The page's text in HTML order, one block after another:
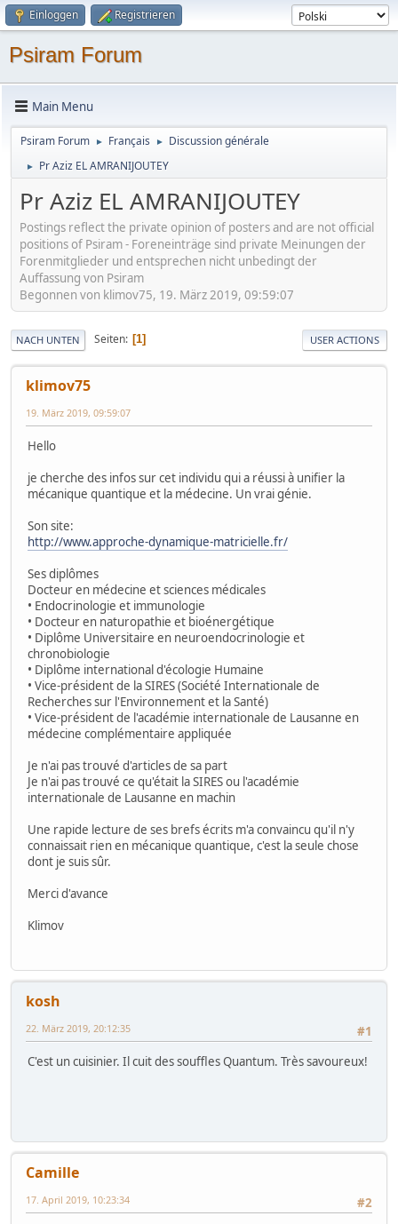
Einloggen Registrieren
Psiram Forum
Main Menu
Psiram Forum ► Français ► Discussion générale
► Pr Aziz EL AMRANI­JOUTEY
Pr Aziz EL AMRANI­JOUTEY
Postings reflect the private opinion of posters and are not official
positions of Psiram - Foreneinträge sind private Meinungen der
Forenmitglieder und entsprechen nicht unbedingt der
Auffassung von Psiram
Begonnen von klimov75, 19. März 2019, 09:59:07
NACH UNTEN Seiten 1 USER ACTIONS
klimov75
19. März 2019, 09:59:07
Hello
je cherche des infos sur cet individu qui a réussi à unifier la
mécanique quantique et la médecine. Un vrai génie.
Son site:
http://www.approche-dynamique-matricielle.fr/
Ses diplômes
Docteur en médecine et sciences médicales
• Endocrinologie et immunologie
• Docteur en naturopathie et bio­énergétique
• Diplôme Universitaire en neuro­endocrinologie et
chronobiologie
• Diplôme international d'écologie Humaine
• Vice-­président de la SIRES (Société Internationale de
Recherches sur l'Environnement et la Santé)
• Vice­-président de l'académie internationale de Lausanne en
médecine complémentaire appliquée
Je n'ai pas trouvé d'articles de sa part
Je n'ai pas trouvé ce qu'était la SIRES ou l'académie
internationale de Lausanne en machin
Une rapide lecture de ses brefs écrits m'a convaincu qu'il n'y
connaissait rien en mécanique quantique, c'est la seule chose
dont je suis sûr.
Merci d'avance
Klimov
kosh
#1
22. März 2019, 20:12:35
C'est un cuisinier. Il cuit des souffles Quantum. Très savoureux!
Camille
#2
17. April 2019, 10:23:34